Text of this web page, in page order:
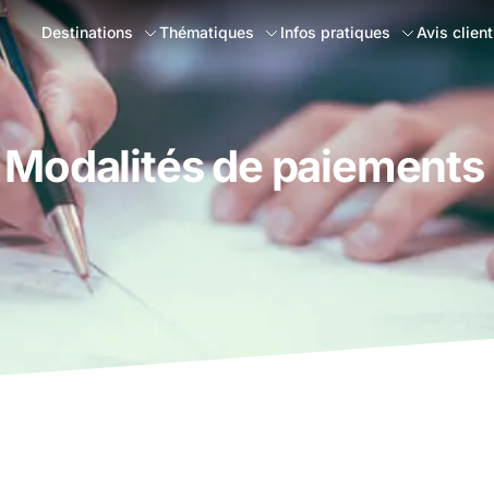
Destinations Thématiques Infos pratiques Avis client
Modalités de paiements